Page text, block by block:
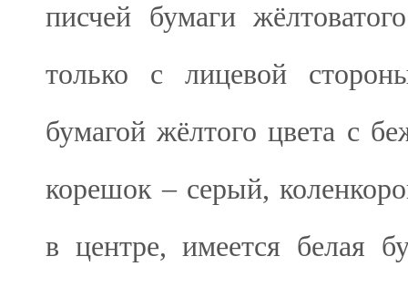
писчей бумаги
только с лицевой
бумагой жёлтого цвета с
корешок – серый,
в центре, имеется белая